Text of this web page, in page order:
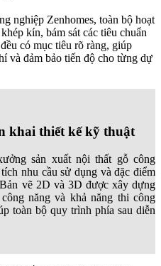
nghiệp Zenhomes, toàn bộ hoạt
kín, bám sát các tiêu chuẩn
có mục tiêu rõ ràng, giúp
và đảm bảo tiến độ cho từng dự
khai thiết kế kỹ thuật
sản xuất nội thất gỗ công
nhu cầu sử dụng và đặc điểm
vẽ 2D và 3D được xây dựng
năng và khả năng thi công
toàn bộ quy trình phía sau diễn